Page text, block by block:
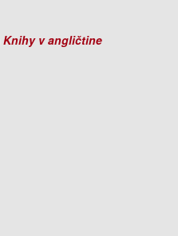
Knihy v angličtine